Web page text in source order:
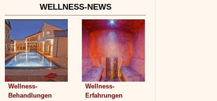
WELLNESS-NEWS
Wellness-
Behandlungen
Wellness-
Erfahrungen